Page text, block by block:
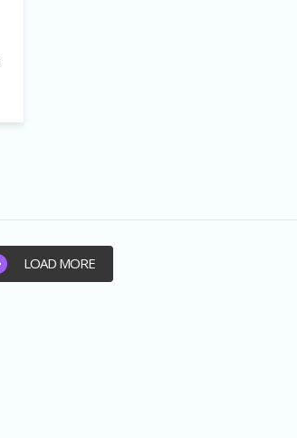
LOAD MORE